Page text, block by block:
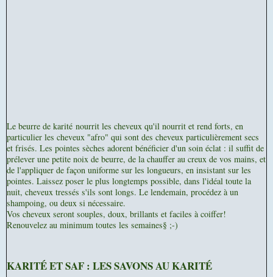
Le beurre de karité nourrit les cheveux qu'il nourrit et rend forts, en
particulier les cheveux "afro" qui sont des cheveux particulièrement secs
et frisés. Les pointes sèches adorent bénéficier d'un soin éclat : il suffit de
prélever une petite noix de beurre, de la chauffer au creux de vos mains, et
de l'appliquer de façon uniforme sur les longueurs, en insistant sur les
pointes. Laissez poser le plus longtemps possible, dans l'idéal toute la
nuit, cheveux tressés s'ils sont longs. Le lendemain, procédez à un
shampoing, ou deux si nécessaire.
Vos cheveux seront souples, doux, brillants et faciles à coiffer!
Renouvelez au minimum toutes les semaines§ ;-)
KARITÉ ET SAF : LES SAVONS AU KARITÉ